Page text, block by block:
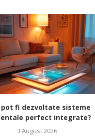
pot fi dezvoltate sisteme
perfect integrate?
3 August 2026